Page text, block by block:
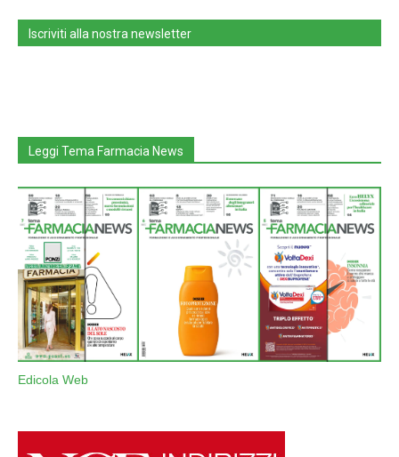
Iscriviti alla nostra newsletter
Leggi Tema Farmacia News
Edicola Web